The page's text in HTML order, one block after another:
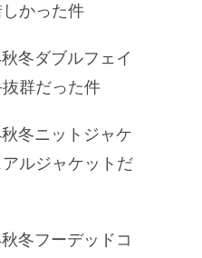
かった件
冬ダブルフェイ
群だった件
冬ニットジャケ
ルジャケットだ
冬フーデッドコ